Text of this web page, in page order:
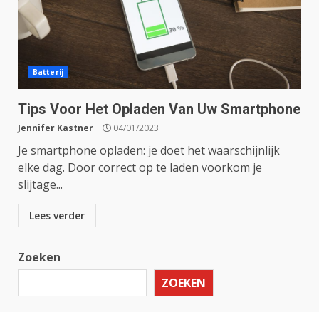
Batterij
Tips Voor Het Opladen Van Uw Smartphone
Jennifer Kastner 04/01/2023
Je smartphone opladen: je doet het waarschijnlijk
elke dag. Door correct op te laden voorkom je
slijtage...
Lees verder
Zoeken
ZOEKEN